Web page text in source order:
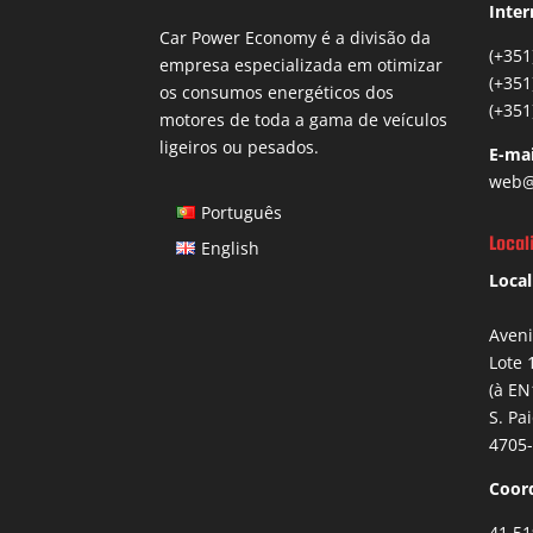
Car Power Economy é a divisão da
empresa especializada em otimizar
os consumos energéticos dos
motores de toda a gama de veículos
ligeiros ou pesados.
Português
English
E-
Lote
(à
S.